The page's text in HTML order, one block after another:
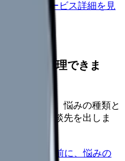
依頼
サービス詳細を見
インか整理できま
大丈夫です。悩みの種類と
き記事と相談先を出しま
るべきか迷う前に、悩みの